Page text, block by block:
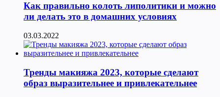
Как правильно колоть липолитики и можно
ли делать это в домашних условиях
03.03.2022
Тренды макияжа 2023, которые сделают
образ выразительнее и привлекательнее